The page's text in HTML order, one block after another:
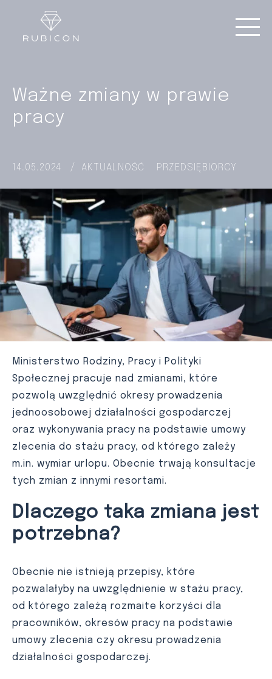
Ważne zmiany w prawie
pracy
14.05.2024 / AKTUALNOŚĆ PRZEDSIĘBIORCY
Ministerstwo Rodziny, Pracy i Polityki
Społecznej pracuje nad zmianami, które
pozwolą uwzględnić okresy prowadzenia
jednoosobowej działalności gospodarczej
oraz wykonywania pracy na podstawie umowy
zlecenia do stażu pracy, od którego zależy
m.in. wymiar urlopu. Obecnie trwają konsultacje
tych zmian z innymi resortami.
Dlaczego taka zmiana jest
potrzebna?
Obecnie nie istnieją przepisy, które
pozwalałyby na uwzględnienie w stażu pracy,
od którego zależą rozmaite korzyści dla
pracowników, okresów pracy na podstawie
umowy zlecenia czy okresu prowadzenia
działalności gospodarczej.